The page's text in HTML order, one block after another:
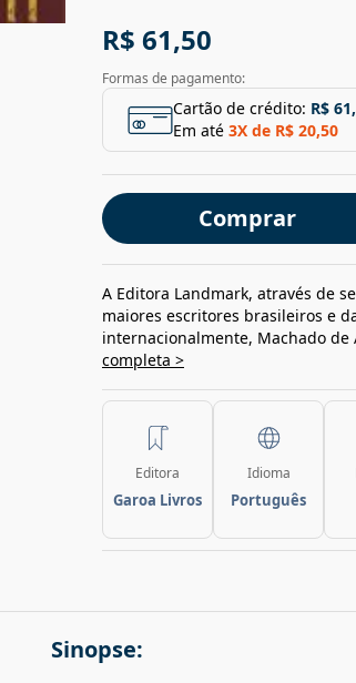
R$ 61,50
Formas de pagamento:
Cartão de crédito: R$
Em até 3X de R$ 20,50
Comprar
A Editora Landmark, através de
maiores escritores brasileiros e
internacionalmente, Machado de
completa >
Editora
Garoa Livros
Idioma
Português
Sinopse: